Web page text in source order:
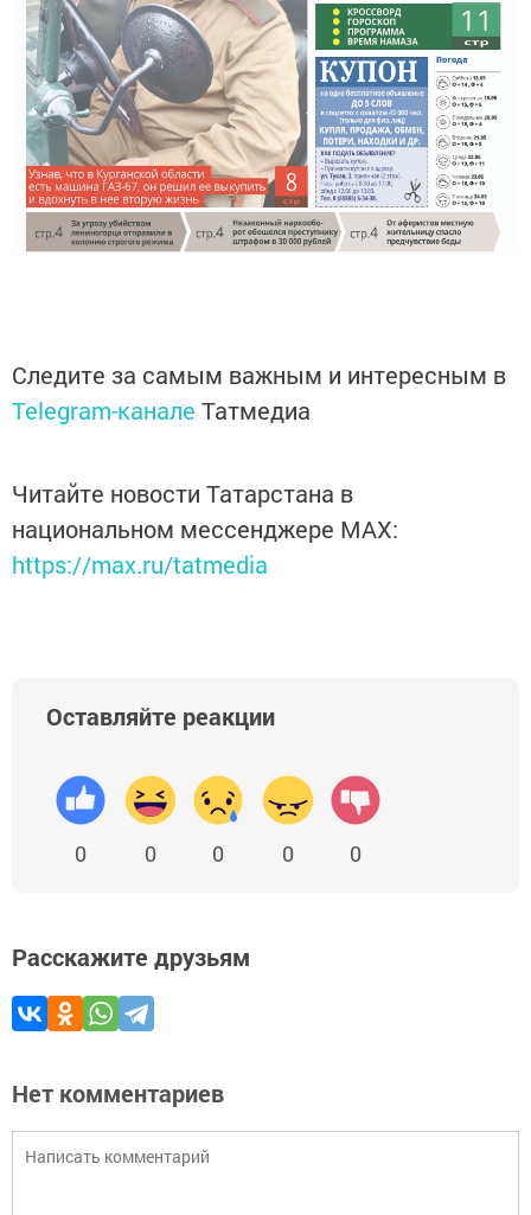
Следите за самым важным и интересным в
Telegram-канале Татмедиа
Читайте новости Татарстана в
национальном мессенджере MАХ:
https://max.ru/tatmedia
Оставляйте реакции
0 0 0 0 0
Расскажите друзьям
Нет комментариев